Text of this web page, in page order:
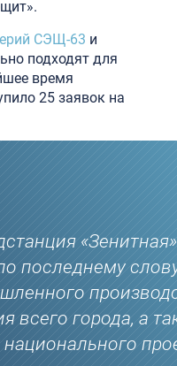
СЭЩ-63 и
подходят для
время
25 заявок на
«Зенитная»
последнему
всего города, а